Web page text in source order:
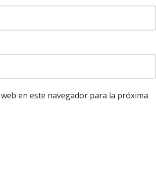
en este navegador para la próxima